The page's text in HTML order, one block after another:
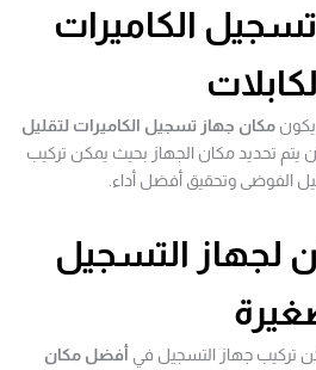
الكاميرات
مكان جهاز تسجيل الكاميرات لتقليل
يتم تحديد مكان الجهاز بحيث يمكن تركيب
الفوضى وتحقيق أفضل أداء.
لجهاز التسجيل
تركيب جهاز التسجيل في أفضل مكان